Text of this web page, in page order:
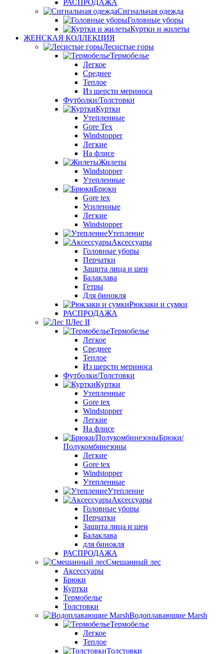
РАСПРОДАЖА
Сигнальная одежда
Головные уборы
Куртки и жилеты
ЖЕНСКАЯ КОЛЛЕКЦИЯ
Лесистые горы
Термобелье
Легкое
Среднее
Теплое
Из шерсти мериноса
Футболки/Толстовки
Куртки
Утепленные
Gore Tex
Windstopper
Легкие
На флисе
Жилеты
Windstopper
Утепленные
Брюки
Gore tex
Усиленные
Легкие
Windstopper
Утепление
Аксессуары
Головные уборы
Перчатки
Защита лица и шеи
Балаклава
Гетры
Для бинокля
Рюкзаки и сумки
РАСПРОДАЖА
Лес II
Термобелье
Легкое
Среднее
Теплое
Из шерсти мериноса
Футболки/Толстовки
Куртки
Утепленные
Gore tex
Windstopper
Легкие
На флисе
Брюки/
Полукомбинезоны
Легкие
Gore tex
Windstopper
Утепленные
Утепление
Аксессуары
Головные уборы
Перчатки
Защита лица и шеи
Балаклава
для бинокля
РАСПРОДАЖА
Смешанный лес
Аксессуары
Брюки
Куртки
Термобелье
Толстовки
Водоплавающие Marsh
Термобелье
Легкое
Теплое
Толстовки